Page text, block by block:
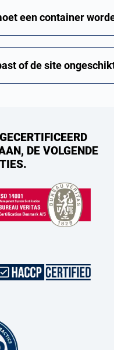
een container
of de site
DE VOLGENDE